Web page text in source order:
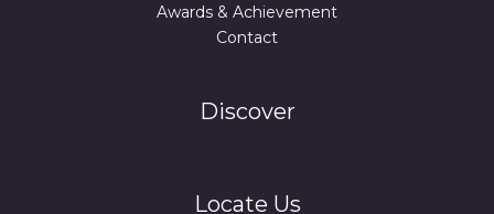
Awards & Achievement
Contact
Discover
Locate Us